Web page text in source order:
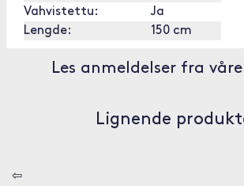
Vahvistettu:
Ja
Lengde:
150 cm
Les anmeldelser fra
Lignende
⇦